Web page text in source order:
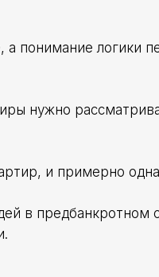
а понимание логики
нужно
и примерно
в предбанкротном